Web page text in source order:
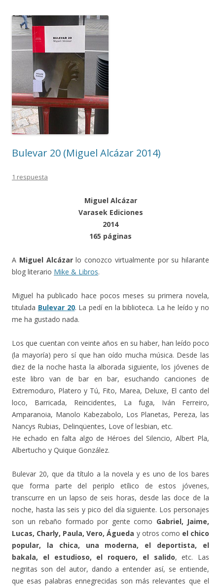
Bulevar 20 (Miguel Alcázar 2014)
1 respuesta
Miguel Alcázar
Varasek Ediciones
2014
165 páginas
A Miguel Alcázarlo conozco virtualmente por su hilarante
blog literario Mike & Libros.
Miguel ha publicado hace pocos meses su primera novela,
titulada Bulevar 20. La pedí en la biblioteca. La he leído y no
me ha gustado nada.
Los que cuentan con veinte años en su haber, han leído poco
(la mayoría) pero sí que han oído mucha música. Desde las
diez de la noche hasta la alborada siguiente, los jóvenes de
este libro van de bar en bar, esuchando canciones de
Extremoduro, Platero y Tú, Fito, Marea, Deluxe, El canto del
loco, Barricada, Reincidentes, La fuga, Iván Ferreiro,
Amparanoia, Manolo Kabezabolo, Los Planetas, Pereza, las
Nancys Rubias, Delinqüentes, Love of lesbian, etc.
He echado en falta algo de Héroes del Silencio, Albert Pla,
Albertucho y Quique González.
Bulevar 20, que da título a la novela y es uno de los bares
que forma parte del periplo etílico de estos jóvenes,
transcurre en un lapso de seis horas, desde las doce de la
noche, hasta las seis y pico del día siguiente. Los personajes
son un rebaño formado por gente como Gabriel, Jaime,
Lucas, Charly, Paula, Vero, Águeda y otros como el chico
popular, la chica, una moderna, el deportista, el
bakala, el estudioso, el roquero, el salido, etc. Las
negritas son del autor, dando a entender así, se entiende,
que esas palabras ennegrecidas son más relevantes que el